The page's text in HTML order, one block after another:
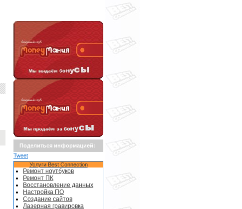
Поделиться информацией:
Tweet
Услуги Best Connection
Ремонт ноутбуков
Ремонт ПК
Восстановление данных
Настройка ПО
Создание сайтов
Лазерная гравировка